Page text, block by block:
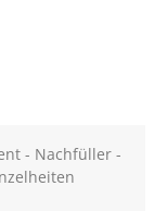
- Nachfüller -